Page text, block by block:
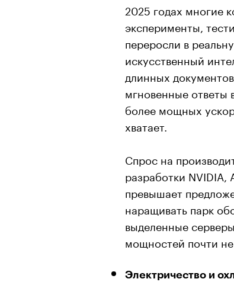
2025 годах многие
эксперименты,
переросли в
искусственный
длинных
мгновенные ответы
более мощных
хватает.
Спрос на
разработки NVIDIA,
превышает
наращивать парк
выделенные
мощностей почти не
Электричество и